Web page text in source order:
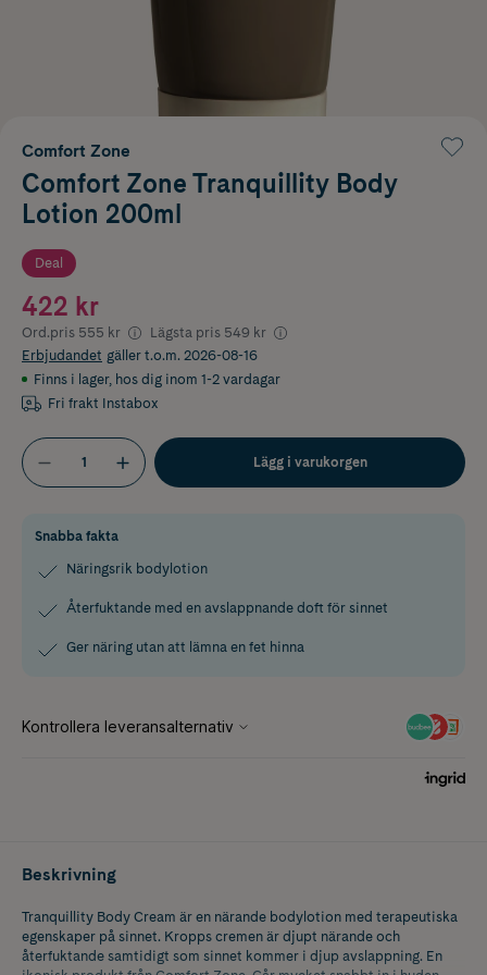
Comfort Zone
Comfort Zone Tranquillity Body
Lotion 200ml
Deal
422 kr
Ord.pris 555 kr Lägsta pris 549 kr
Erbjudandet gäller t.o.m. 2026-08-16
Finns i lager, hos dig inom 1-2 vardagar
Fri frakt Instabox
Lägg i varukorgen
Snabba fakta
Näringsrik bodylotion
Återfuktande med en avslappnande doft för sinnet
Ger näring utan att lämna en fet hinna
Beskrivning
Tranquillity Body Cream är en närande bodylotion med terapeutiska
egenskaper på sinnet. Kropps cremen är djupt närande och
återfuktande samtidigt som sinnet kommer i djup avslappning. En